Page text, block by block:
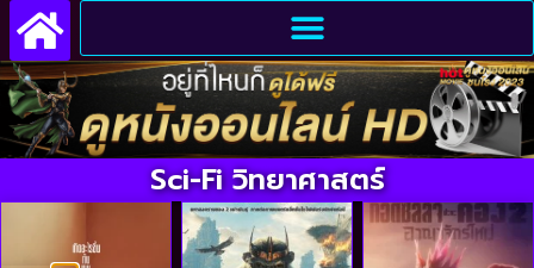
Sci-Fi วิทยาศาสตร์